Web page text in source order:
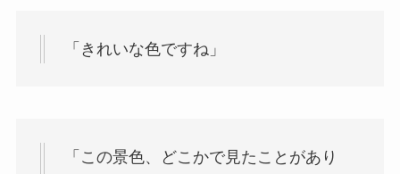
「きれいな色ですね」
「この景色、どこかで見たことがあり